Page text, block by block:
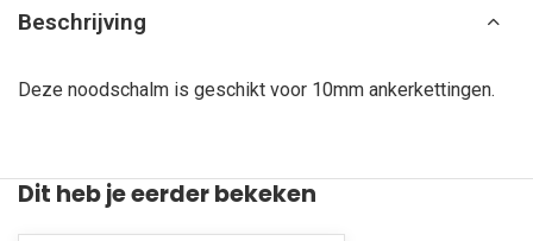
Beschrijving
Deze noodschalm is geschikt voor 10mm ankerkettingen.
Dit heb je eerder bekeken